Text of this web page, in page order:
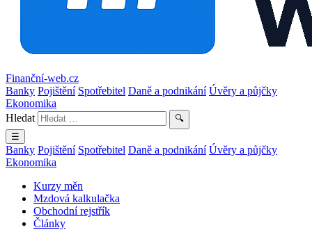
Finanční-web.cz
Banky Pojištění Spotřebitel Daně a podnikání Úvěry a půjčky
Ekonomika
Hledat
🔍
☰
Banky Pojištění Spotřebitel Daně a podnikání Úvěry a půjčky
Ekonomika
Kurzy měn
Mzdová kalkulačka
Obchodní rejstřík
Články